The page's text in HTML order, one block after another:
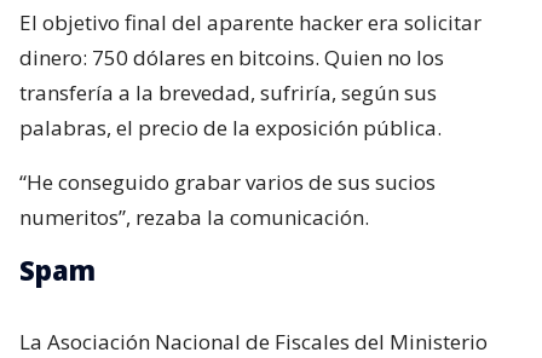
El objetivo final del aparente hacker era solicitar
dinero: 750 dólares en bitcoins. Quien no los
transfería a la brevedad, sufriría, según sus
palabras, el precio de la exposición pública.
“He conseguido grabar varios de sus sucios
numeritos”, rezaba la comunicación.
Spam
La Asociación Nacional de Fiscales del Ministerio